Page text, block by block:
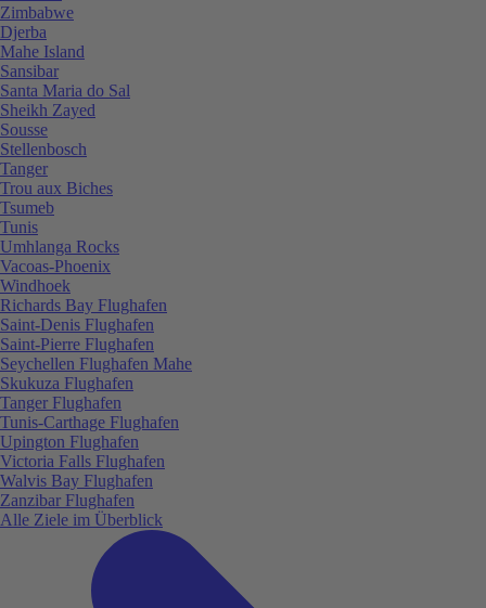
Zimbabwe
Djerba
Mahe Island
Sansibar
Santa Maria do Sal
Sheikh Zayed
Sousse
Stellenbosch
Tanger
Trou aux Biches
Tsumeb
Tunis
Umhlanga Rocks
Vacoas-Phoenix
Windhoek
Richards Bay Flughafen
Saint-Denis Flughafen
Saint-Pierre Flughafen
Seychellen Flughafen Mahe
Skukuza Flughafen
Tanger Flughafen
Tunis-Carthage Flughafen
Upington Flughafen
Victoria Falls Flughafen
Walvis Bay Flughafen
Zanzibar Flughafen
Alle Ziele im Überblick